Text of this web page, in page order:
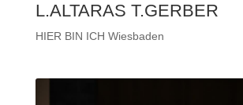
L.ALTARAS T.GERBER
HIER BIN ICH Wiesbaden